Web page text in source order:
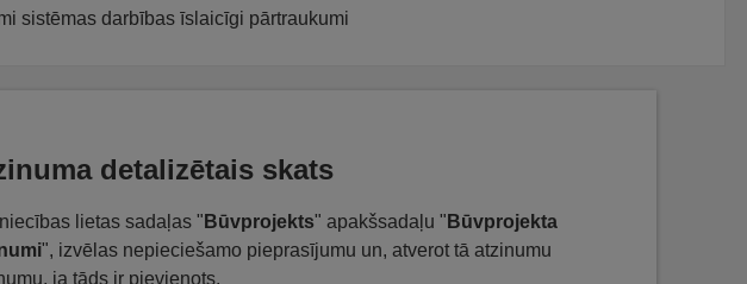
sistēmas darbības īslaicīgi pārtraukumi
detalizētais skats
lietas sadaļas " Būvprojekts" apakšsadaļu " Būvprojekta
", izvēlas nepieciešamo pieprasījumu un, atverot tā atzinumu
ja tāds ir pievienots.